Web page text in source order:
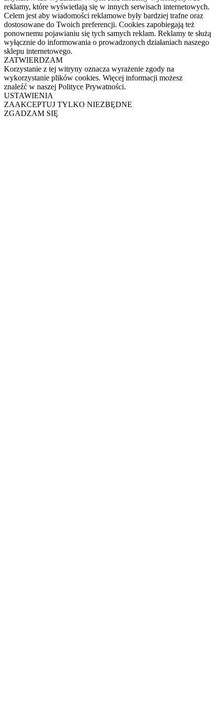
reklamy, które wyświetlają się w innych serwisach internetowych.
Celem jest aby wiadomości reklamowe były bardziej trafne oraz
dostosowane do Twoich preferencji. Cookies zapobiegają też
ponownemu pojawianiu się tych samych reklam. Reklamy te służą
wyłącznie do informowania o prowadzonych działaniach naszego
sklepu internetowego.
ZATWIERDZAM
Korzystanie z tej witryny oznacza wyrażenie zgody na
wykorzystanie plików cookies. Więcej informacji możesz
znaleźć w naszej Polityce Prywatności.
USTAWIENIA
ZAAKCEPTUJ TYLKO NIEZBĘDNE
ZGADZAM SIĘ